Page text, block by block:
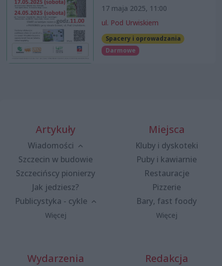
17 maja 2025, 11:00
ul. Pod Urwiskiem
Spacery i oprowadzania
Darmowe
Artykuły
Wiadomości
Szczecin w budowie
Szczecińscy pionierzy
Jak jedziesz?
Publicystyka - cykle
Więcej
Miejsca
Kluby i dyskoteki
Puby i kawiarnie
Restauracje
Pizzerie
Bary, fast foody
Więcej
Wydarzenia Redakcja